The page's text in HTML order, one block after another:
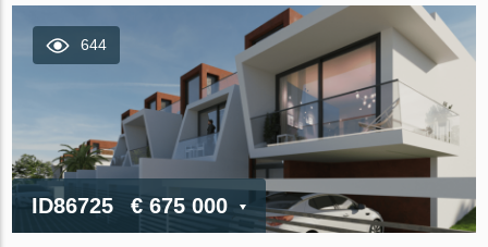
644
ID86725 € 675 000